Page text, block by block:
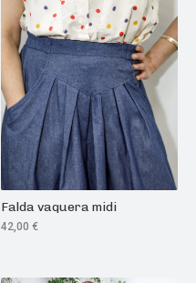
Falda vaquera midi
42,00 €